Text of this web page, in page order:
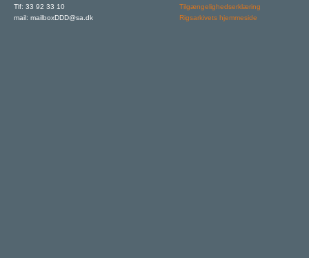
Tlf: 33 92 33 10
mail: mailboxDDD@sa.dk
Tilgængelighedserklæring
Rigsarkivets hjemmeside